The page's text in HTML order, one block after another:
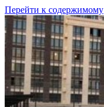
Перейти к содержимому